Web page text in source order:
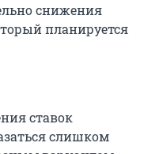
снижения
планируется
ставок
слишком